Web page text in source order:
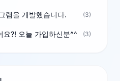
램을 개발했습니다. (3)
요?! 오늘 가입하신분^^ (3)